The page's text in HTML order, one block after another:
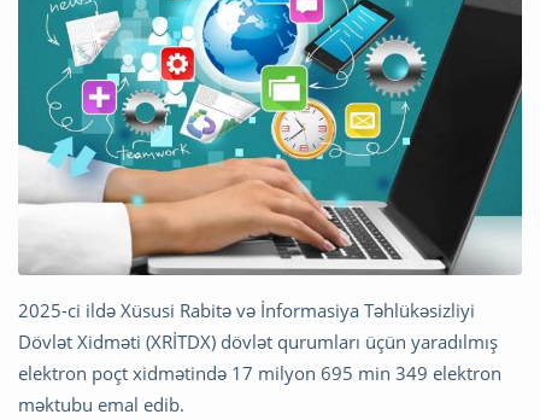
2025-ci ildə Xüsusi Rabitə və İnformasiya Təhlükəsizliyi
Dövlət Xidməti (XRİTDX) dövlət qurumları üçün yaradılmış
elektron poçt xidmətində 17 milyon 695 min 349 elektron
məktubu emal edib.